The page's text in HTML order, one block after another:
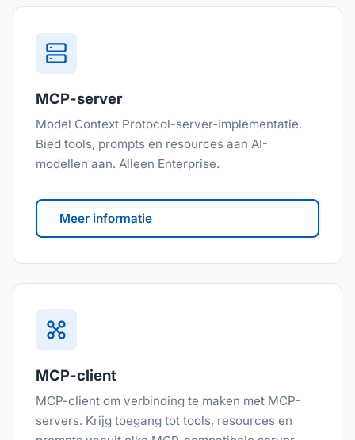
MCP-server
Model Context Protocol-server-implementatie.
Bied tools, prompts en resources aan AI-
modellen aan. Alleen Enterprise.
Meer informatie
MCP-client
MCP-client om verbinding te maken met MCP-
servers. Krijg toegang tot tools, resources en